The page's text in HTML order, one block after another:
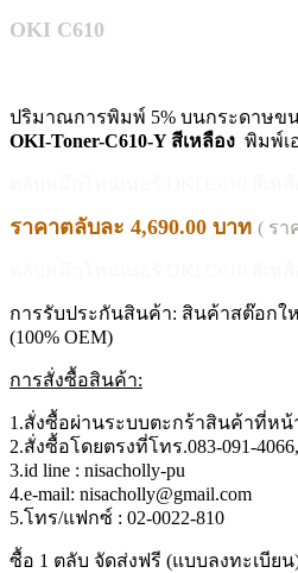
OKI C610
ปริมาณการพิมพ์ 5% บนกระดาษข
OKI-Toner-C610-Y สีเหลือง พิมพ์เ
ราคาตลับละ 4,690.00 บาท ( รา
การรับประกันสินค้า: สินค้าสต๊อกใ
(100% OEM)
การสั่งซื้อสินค้า:
1.สั่งซื้อผ่านระบบตะกร้าสินค้าที่หน้
2.สั่งซื้อโดยตรงที่โทร.083-091-
3.id line : nisacholly-pu
4.e-mail: nisacholly@gmail.com
5.โทร/แฟกซ์ : 02-0022-810
ซื้อ 1 ตลับ จัดส่งฟรี (แบบลงทะเบียน